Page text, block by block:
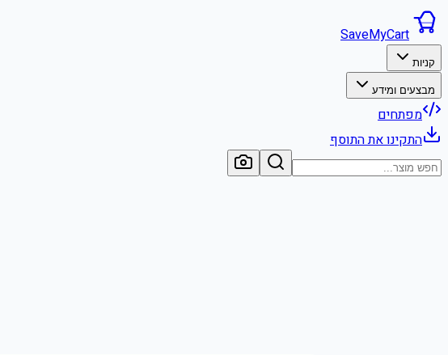
SaveMyCart
קניות
מבצעים ומידע
מפתחים
התקינו את התוסף